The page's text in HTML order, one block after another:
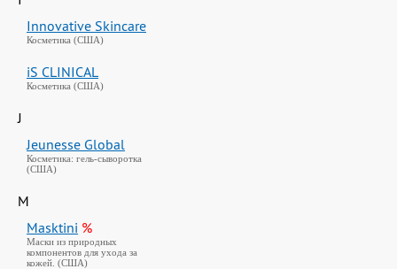
Innovative Skincare
Косметика (США)
iS CLINICAL
Косметика (США)
J
Jeunesse Global
Косметика: гель-сыворотка
(США)
M
Masktini %
Маски из природных
компонентов для ухода за
кожей. (США)